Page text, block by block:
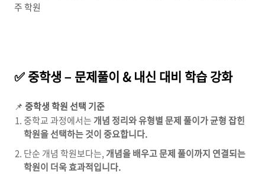
주 학원
✅ 중학생 – 문제풀이 & 내신 대비 학습 강화
📌 중학생 학원 선택 기준
중학교 과정에서는 개념 정리와 유형별 문제 풀이가 균형 잡힌
학원을 선택하는 것이 중요합니다.
단순 개념 학원보다는, 개념을 배우고 문제 풀이까지 연결되는
학원이 더욱 효과적입니다.